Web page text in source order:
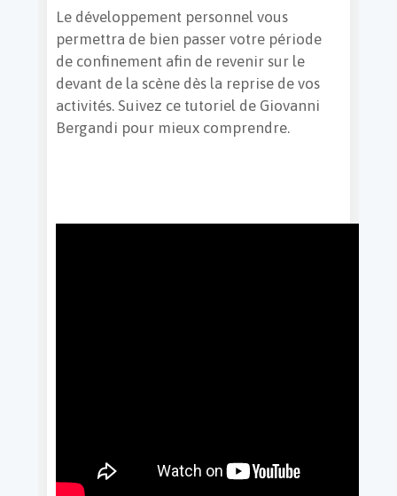
Le développement personnel vous
permettra de bien passer votre période
de confinement afin de revenir sur le
devant de la scène dès la reprise de vos
activités. Suivez ce tutoriel de Giovanni
Bergandi pour mieux comprendre.